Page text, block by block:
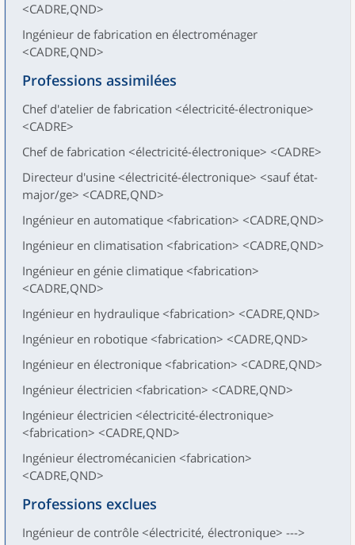
<CADRE,QND>
Ingénieur de fabrication en électroménager
<CADRE,QND>
Professions assimilées
Chef d'atelier de fabrication <électricité-électronique>
<CADRE>
Chef de fabrication <électricité-électronique> <CADRE>
Directeur d'usine <électricité-électronique> <sauf état-
major/ge> <CADRE,QND>
Ingénieur en automatique <fabrication> <CADRE,QND>
Ingénieur en climatisation <fabrication> <CADRE,QND>
Ingénieur en génie climatique <fabrication>
<CADRE,QND>
Ingénieur en hydraulique <fabrication> <CADRE,QND>
Ingénieur en robotique <fabrication> <CADRE,QND>
Ingénieur en électronique <fabrication> <CADRE,QND>
Ingénieur électricien <fabrication> <CADRE,QND>
Ingénieur électricien <électricité-électronique>
<fabrication> <CADRE,QND>
Ingénieur électromécanicien <fabrication>
<CADRE,QND>
Professions exclues
Ingénieur de contrôle <électricité, électronique> --->